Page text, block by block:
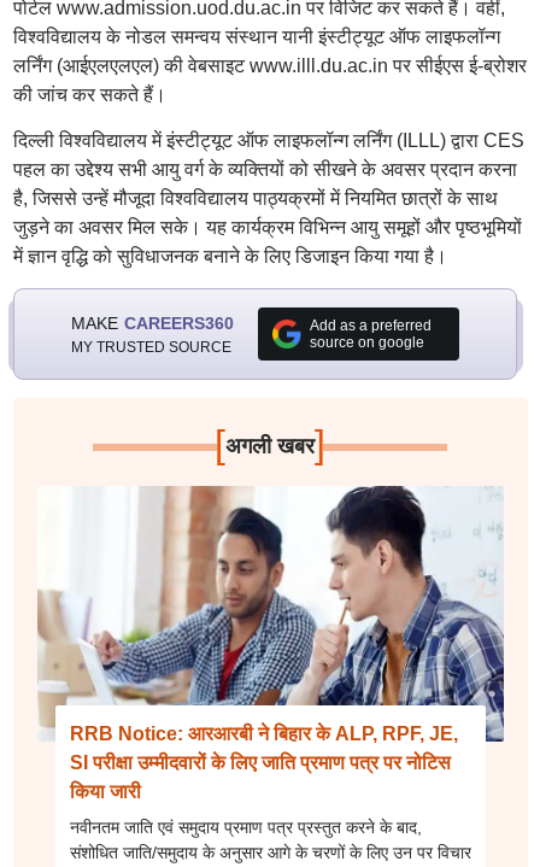
पोर्टल www.admission.uod.du.ac.in पर विजिट कर सकते हैं। वहीं,
विश्वविद्यालय के नोडल समन्वय संस्थान यानी इंस्टीट्यूट ऑफ लाइफलॉन्ग
लर्निंग (आईएलएलएल) की वेबसाइट www.illl.du.ac.in पर सीईएस ई-ब्रोशर
की जांच कर सकते हैं।
दिल्ली विश्वविद्यालय में इंस्टीट्यूट ऑफ लाइफलॉन्ग लर्निंग (ILLL) द्वारा CES
पहल का उद्देश्य सभी आयु वर्ग के व्यक्तियों को सीखने के अवसर प्रदान करना
है, जिससे उन्हें मौजूदा विश्वविद्यालय पाठ्यक्रमों में नियमित छात्रों के साथ
जुड़ने का अवसर मिल सके। यह कार्यक्रम विभिन्न आयु समूहों और पृष्ठभूमियों
में ज्ञान वृद्धि को सुविधाजनक बनाने के लिए डिजाइन किया गया है।
MAKE CAREERS360
MY TRUSTED SOURCE
Add as a preferred
source on google
[अगली खबर]
RRB Notice: आरआरबी ने बिहार के ALP, RPF, JE,
SI परीक्षा उम्मीदवारों के लिए जाति प्रमाण पत्र पर नोटिस
किया जारी
नवीनतम जाति एवं समुदाय प्रमाण पत्र प्रस्तुत करने के बाद,
संशोधित जाति/समुदाय के अनुसार आगे के चरणों के लिए उन पर विचार